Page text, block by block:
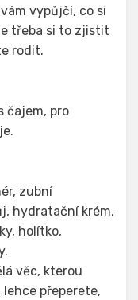
vypůjčí, co si
třeba si to zjistit
rodit.
čajem, pro
zubní
hydratační krém,
holítko,
věc, kterou
přeperete,